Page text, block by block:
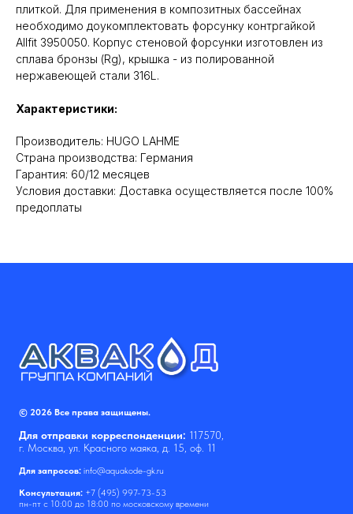
плиткой. Для применения в композитных бассейнах
необходимо доукомплектовать форсунку контргайкой
Allfit 3950050. Корпус стеновой форсунки изготовлен из
сплава бронзы (Rg), крышка - из полированной
нержавеющей стали 316L.
Характеристики:
Производитель: HUGO LAHME
Cтрана производства: Германия
Гарантия: 60/12 месяцев
Условия доставки: Доставка осуществляется после 100%
предоплаты
© 2026 Все права защищены.
Для отправки корреспонденции: 117570,
г. Москва, ул. Красного маяка, д. 15, оф. 11
Для запросов: info@aquakode-gk.ru
Консультация: +7 (495) 997-73-53
пн-пт с 10:00 до 18:00 по московскому времени